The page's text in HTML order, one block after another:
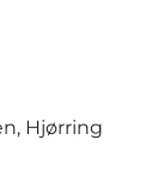
Hjørring